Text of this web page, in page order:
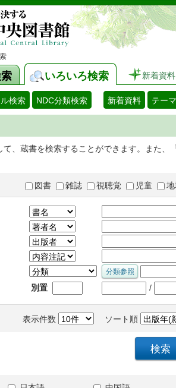
いろいろ検索 新着資料
検索 NDC分類検索 新着資料 テー
て、蔵書を検索することができます。また
図書 雑誌 視聴覚 児童
別置 /
表示件数 ソート順